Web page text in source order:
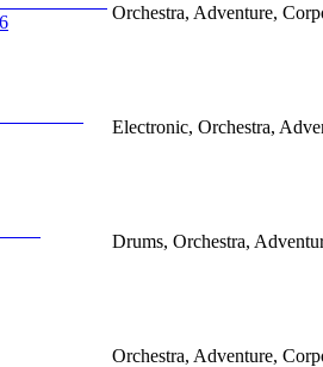
Orchestra, Adventure,
Electronic, Orchestra,
Drums, Orchestra,
Orchestra, Adventure,